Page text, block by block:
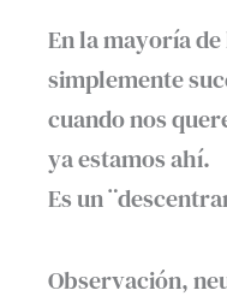
En la mayoría de
simplemente
cuando nos
ya estamos ahí.
Es un
Observación,